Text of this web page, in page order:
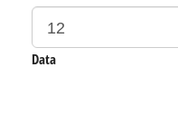
Data